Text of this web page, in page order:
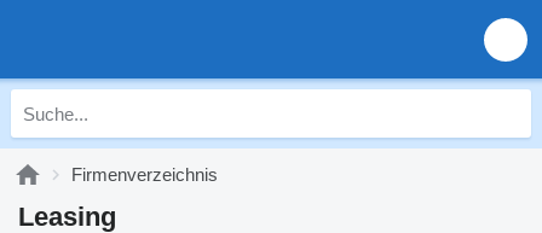
Firmenverzeichnis
Leasing